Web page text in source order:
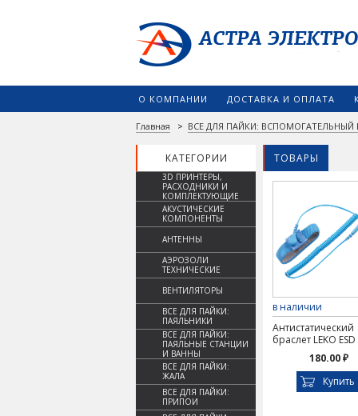
О КОМПАНИИ ДОСТАВКА И ОПЛАТА
Главная > ВСЕ ДЛЯ ПАЙКИ: ВСПОМОГАТЕЛЬНЫЙ
КАТЕГОРИИ ТОВАРЫ
3D ПРИНТЕРЫ,
РАСХОДНИКИ И
КОМПЛЕКТУЮЩИЕ
АКУСТИЧЕСКИЕ
КОМПОНЕНТЫ
АНТЕННЫ
АЭРОЗОЛИ
ТЕХНИЧЕСКИЕ
ВЕНТИЛЯТОРЫ
ВСЕ ДЛЯ ПАЙКИ:
ПАЯЛЬНИКИ
ВСЕ ДЛЯ ПАЙКИ:
ПАЯЛЬНЫЕ СТАНЦИИ
И ВАННЫ
ВСЕ ДЛЯ ПАЙКИ:
ЖАЛА
ВСЕ ДЛЯ ПАЙКИ:
ПРИПОИ
в наличии
Антистатический
браслет LEKO ESD
180.00 ₽
Купить